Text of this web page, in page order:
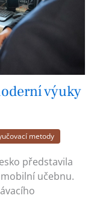
výuky
metody
představila
učebnu.